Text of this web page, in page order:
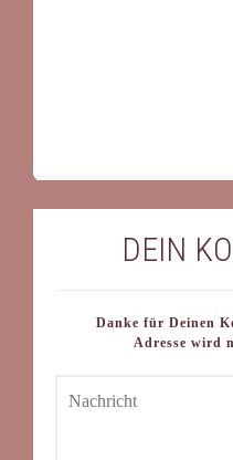
DEIN
Danke für Deinen
Adresse wird